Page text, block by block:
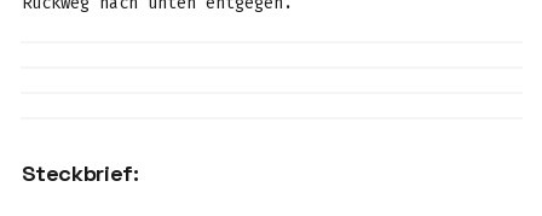
Steckbrief: